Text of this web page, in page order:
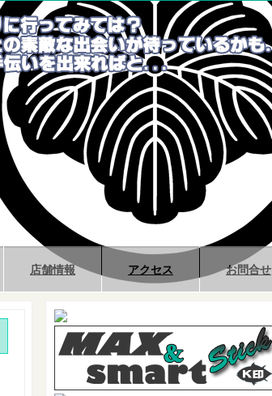
店舗情報 アクセス お問合せ